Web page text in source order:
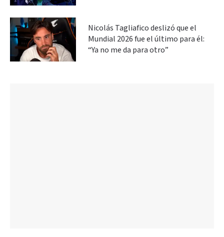
Nicolás Tagliafico deslizó que el
Mundial 2026 fue el último para él:
“Ya no me da para otro”